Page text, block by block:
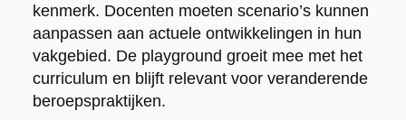
kenmerk. Docenten moeten scenario’s kunnen
aanpassen aan actuele ontwikkelingen in hun
vakgebied. De playground groeit mee met het
curriculum en blijft relevant voor veranderende
beroepspraktijken.